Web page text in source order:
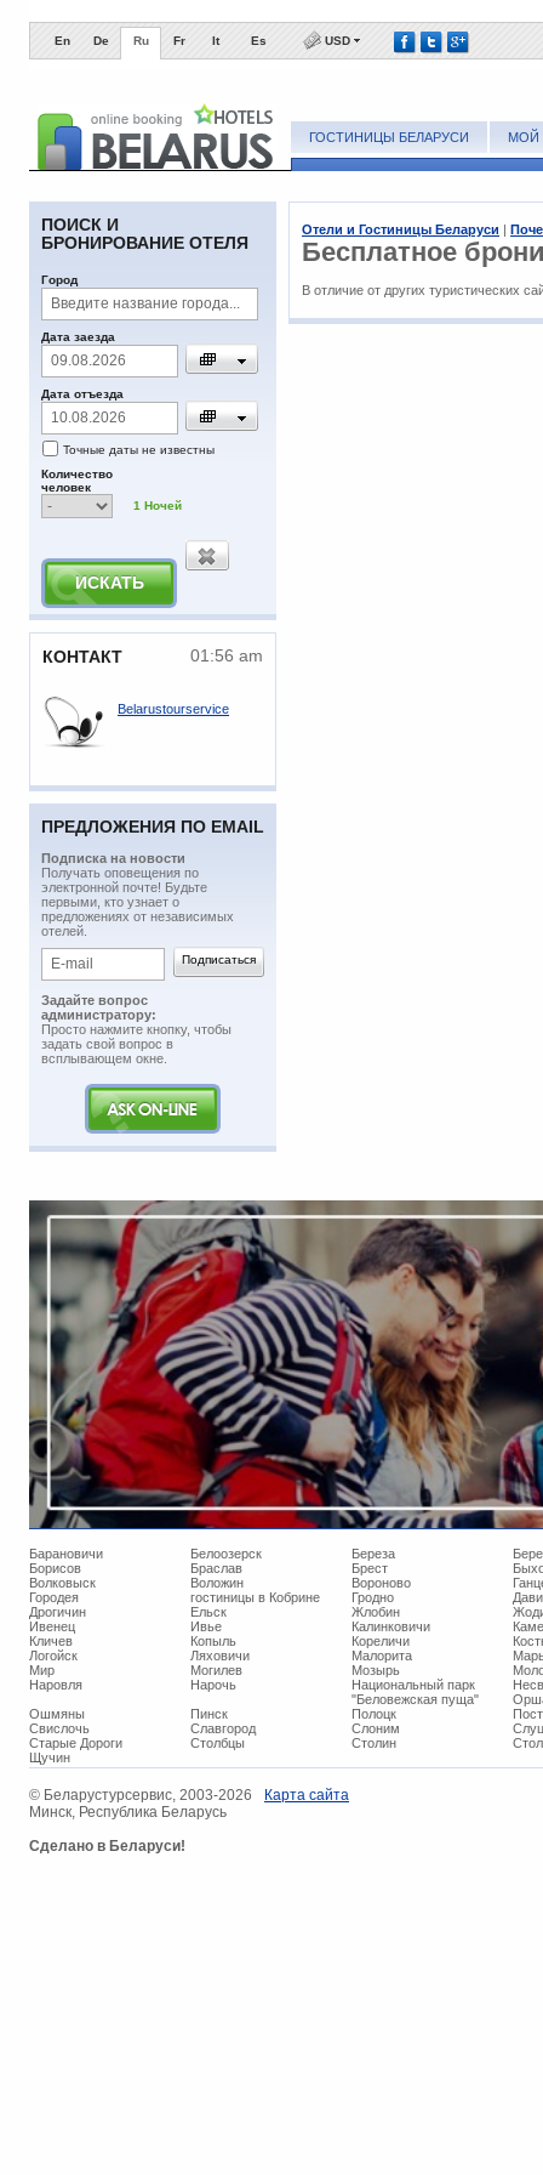
En De Ru Fr It Es USD
ГОСТИНИЦЫ БЕЛАРУСИ МОЙ
ПОИСК И
БРОНИРОВАНИЕ ОТЕЛЯ
Город
Дата заезда
Дата отъезда
Точные даты не известны
Количество
человек
1 Ночей
КОНТАКТ 01:56 am
Belarustourservice
ПРЕДЛОЖЕНИЯ ПО EMAIL
Подписка на новости
​Получать оповещения по
электронной почте! Будьте
первыми, кто узнает о
предложениях от независимых
отелей.
Задайте вопрос
администратору:
Просто нажмите кнопку, чтобы
задать свой вопрос в
всплывающем окне.
Отели и Гостиницы Беларуси |
Беcплатное
В отличие от других туристических
Барановичи Белоозерск Береза
Борисов
Браслав Брест
Волковыск
Воложин Вороново
Городея
гостиницы в Кобрине Гродно
Дрогичин
Ельск Жлобин
Ивенец
Ивье Калинковичи
Кличев
Копыль Кореличи
Логойск
Ляховичи Малорита
Мир
Могилев Мозырь
Наровля
Нарочь
Национальный парк
"Беловежская пуща"
Ошмяны
Пинск Полоцк
Свислочь
Славгород Слоним
Старые Дороги
Столбцы Столин
Щучин
© ​Беларустурсервис, 2003-2026
Минск, Республика Беларусь
Сделано в Беларуси!
Карта сайта